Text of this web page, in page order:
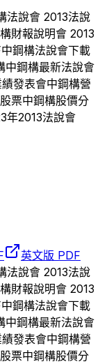
法說會 2013法說
財報說明會 2013
中鋼構法說會下載
中鋼構最新法說會
績發表會中鋼構營
股票中鋼構股價分
年2013法說會
英文版 PDF
法說會 2013法說
財報說明會 2013
中鋼構法說會下載
中鋼構最新法說會
績發表會中鋼構營
股票中鋼構股價分